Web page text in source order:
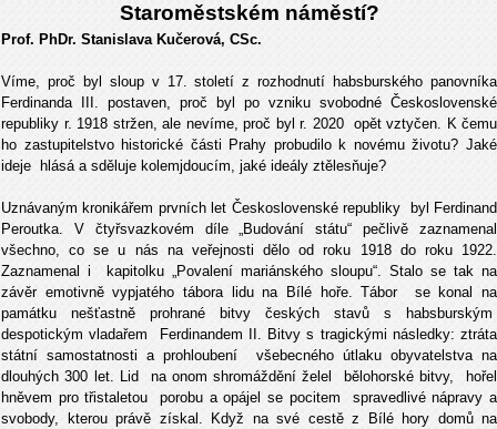
Staroměstském náměstí?
Prof. PhDr. Stanislava Kučerová, CSc.
Víme, proč byl sloup v 17. století z rozhodnutí habsburského panovníka
Ferdinanda III. postaven, proč byl po vzniku svobodné Československé
republiky r. 1918 stržen, ale nevíme, proč byl r. 2020 opět vztyčen. K čemu
ho zastupitelstvo historické části Prahy probudilo k novému životu? Jaké
ideje hlásá a sděluje kolemjdoucím, jaké ideály ztělesňuje?
Uznávaným kronikářem prvních let Československé republiky byl Ferdinand
Peroutka. V čtyřsvazkovém díle „Budování státu“ pečlivě zaznamenal
všechno, co se u nás na veřejnosti dělo od roku 1918 do roku 1922.
Zaznamenal i kapitolku „Povalení mariánského sloupu“. Stalo se tak na
závěr emotivně vypjatého tábora lidu na Bílé hoře. Tábor se konal na
památku nešťastně prohrané bitvy českých stavů s habsburským
despotickým vladařem Ferdinandem II. Bitvy s tragickými následky: ztráta
státní samostatnosti a prohloubení všebecného útlaku obyvatelstva na
dlouhých 300 let. Lid na onom shromáždění želel bělohorské bitvy, hořel
hněvem pro třistaletou porobu a opájel se pocitem spravedlivé nápravy a
svobody, kterou právě získal. Když na své cestě z Bílé hory domů na